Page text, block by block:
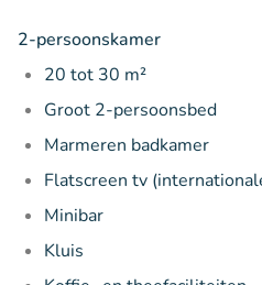
2-persoonskamer
20 tot 30 m²
Groot 2-persoonsbed
Marmeren badkamer
Flatscreen tv
Minibar
Kluis